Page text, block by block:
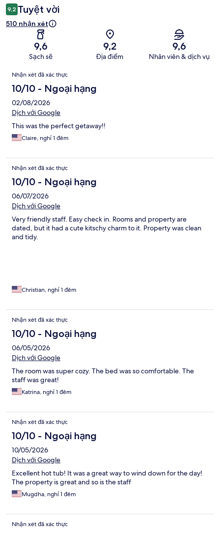
9,2 Tuyệt vời
510 nhận xét
9,6
Sạch sẽ
9,2
Địa điểm
9,6
Nhân viên & dịch vụ
Nhận
xét
Nhận xét đã xác thực
10/10 - Ngoại hạng
02/08/2026
Dịch với Google
This was the perfect getaway!!
Claire, nghỉ 1 đêm
Nhận xét đã xác thực
10/10 - Ngoại hạng
06/07/2026
Dịch với Google
Very friendly staff. Easy check in. Rooms and property are
dated, but it had a cute kitschy charm to it. Property was clean
and tidy.
Christian, nghỉ 1 đêm
Nhận xét đã xác thực
10/10 - Ngoại hạng
06/05/2026
Dịch với Google
The room was super cozy. The bed was so comfortable. The
staff was great!
Katrina, nghỉ 1 đêm
Nhận xét đã xác thực
10/10 - Ngoại hạng
10/05/2026
Dịch với Google
Excellent hot tub! It was a great way to wind down for the day!
The property is great and so is the staff
Mugdha, nghỉ 1 đêm
Nhận xét đã xác thực